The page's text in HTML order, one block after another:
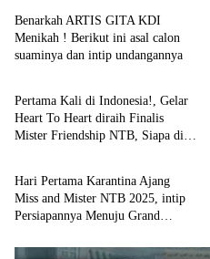
Benarkah ARTIS GITA KDI
Menikah ! Berikut ini asal calon
suaminya dan intip undangannya
Entertainment
Pertama Kali di Indonesia!, Gelar
Heart To Heart diraih Finalis
Mister Friendship NTB, Siapa dia
Entertainment
Hari Pertama Karantina Ajang
Miss and Mister NTB 2025, intip
Persiapannya Menuju Grand